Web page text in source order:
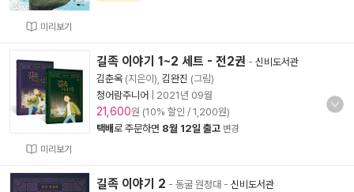
미리보기
미리보기
길족 이야기 1~2 세트 - 전2권 - 신비도서관
김춘옥 (지은이), 김완진 (그림)
청어람주니어
2021년 09월
21,600원 (10% 할인 / 1,200원)
택배로 주문하면 8월 12일 출고 변경
길족 이야기 2 - 동굴 원정대 - 신비도서관